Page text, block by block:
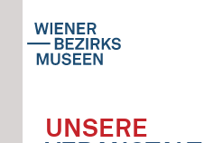
UNSERE